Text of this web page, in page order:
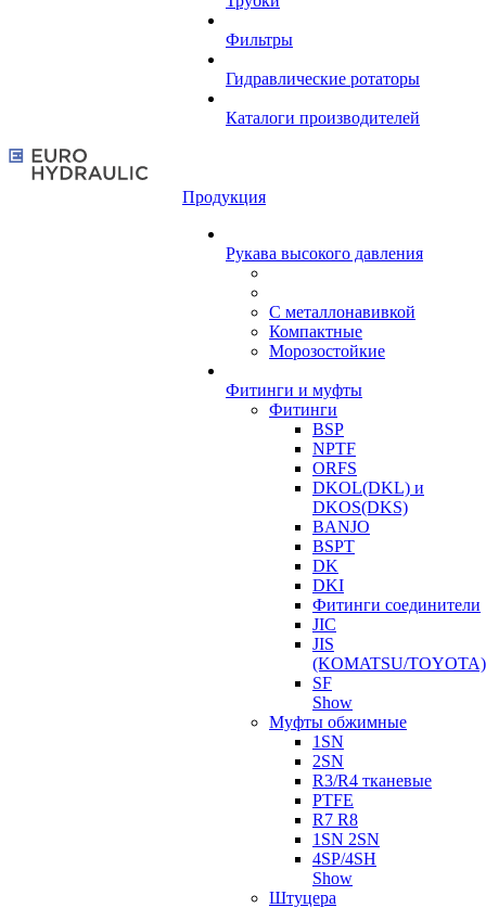
Фильтры
Гидравлические ротаторы
Каталоги производителей
Продукция
Рукава высокого давления
С металлонавивкой
Компактные
Морозостойкие
Фитинги и муфты
Фитинги
BSP
NPTF
ORFS
DKOL(DKL) и
DKOS(DKS)
BANJO
BSPT
DK
DKI
Фитинги соединители
JIC
JIS
(KOMATSU/TOYOTA)
SF
Show
Муфты обжимные
1SN
2SN
R3/R4 тканевые
PTFE
R7 R8
1SN 2SN
4SP/4SH
Show
Штуцера